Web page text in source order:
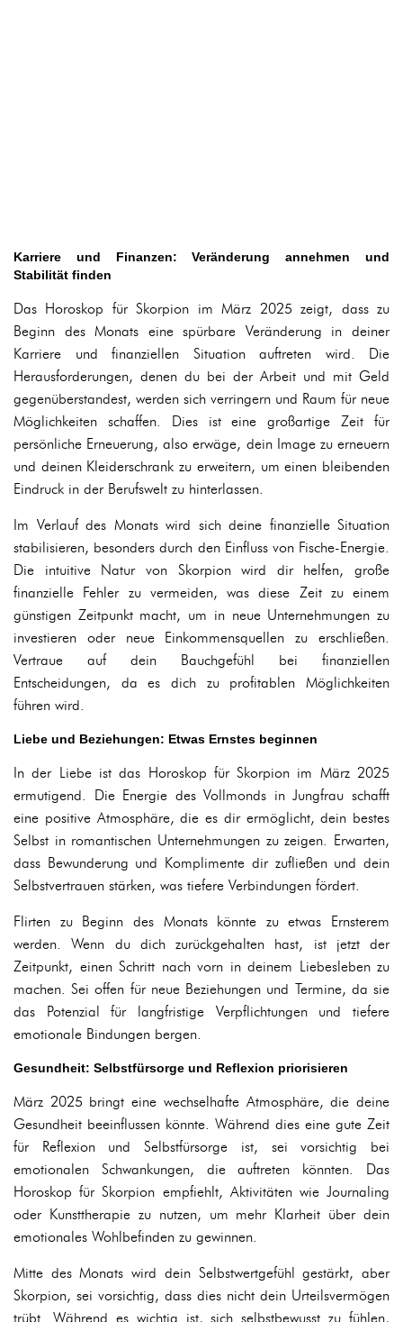
Karriere und Finanzen: Veränderung annehmen und
Stabilität finden
Das Horoskop für Skorpion im März 2025 zeigt, dass zu
Beginn des Monats eine spürbare Veränderung in deiner
Karriere und finanziellen Situation auftreten wird. Die
Herausforderungen, denen du bei der Arbeit und mit Geld
gegenüberstandest, werden sich verringern und Raum für neue
Möglichkeiten schaffen. Dies ist eine großartige Zeit für
persönliche Erneuerung, also erwäge, dein Image zu erneuern
und deinen Kleiderschrank zu erweitern, um einen bleibenden
Eindruck in der Berufswelt zu hinterlassen.
Im Verlauf des Monats wird sich deine finanzielle Situation
stabilisieren, besonders durch den Einfluss von Fische-Energie.
Die intuitive Natur von Skorpion wird dir helfen, große
finanzielle Fehler zu vermeiden, was diese Zeit zu einem
günstigen Zeitpunkt macht, um in neue Unternehmungen zu
investieren oder neue Einkommensquellen zu erschließen.
Vertraue auf dein Bauchgefühl bei finanziellen
Entscheidungen, da es dich zu profitablen Möglichkeiten
führen wird.
Liebe und Beziehungen: Etwas Ernstes beginnen
In der Liebe ist das Horoskop für Skorpion im März 2025
ermutigend. Die Energie des Vollmonds in Jungfrau schafft
eine positive Atmosphäre, die es dir ermöglicht, dein bestes
Selbst in romantischen Unternehmungen zu zeigen. Erwarten,
dass Bewunderung und Komplimente dir zufließen und dein
Selbstvertrauen stärken, was tiefere Verbindungen fördert.
Flirten zu Beginn des Monats könnte zu etwas Ernsterem
werden. Wenn du dich zurückgehalten hast, ist jetzt der
Zeitpunkt, einen Schritt nach vorn in deinem Liebesleben zu
machen. Sei offen für neue Beziehungen und Termine, da sie
das Potenzial für langfristige Verpflichtungen und tiefere
emotionale Bindungen bergen.
Gesundheit: Selbstfürsorge und Reflexion priorisieren
März 2025 bringt eine wechselhafte Atmosphäre, die deine
Gesundheit beeinflussen könnte. Während dies eine gute Zeit
für Reflexion und Selbstfürsorge ist, sei vorsichtig bei
emotionalen Schwankungen, die auftreten könnten. Das
Horoskop für Skorpion empfiehlt, Aktivitäten wie Journaling
oder Kunsttherapie zu nutzen, um mehr Klarheit über dein
emotionales Wohlbefinden zu gewinnen.
Mitte des Monats wird dein Selbstwertgefühl gestärkt, aber
Skorpion, sei vorsichtig, dass dies nicht dein Urteilsvermögen
trübt. Während es wichtig ist, sich selbstbewusst zu fühlen,